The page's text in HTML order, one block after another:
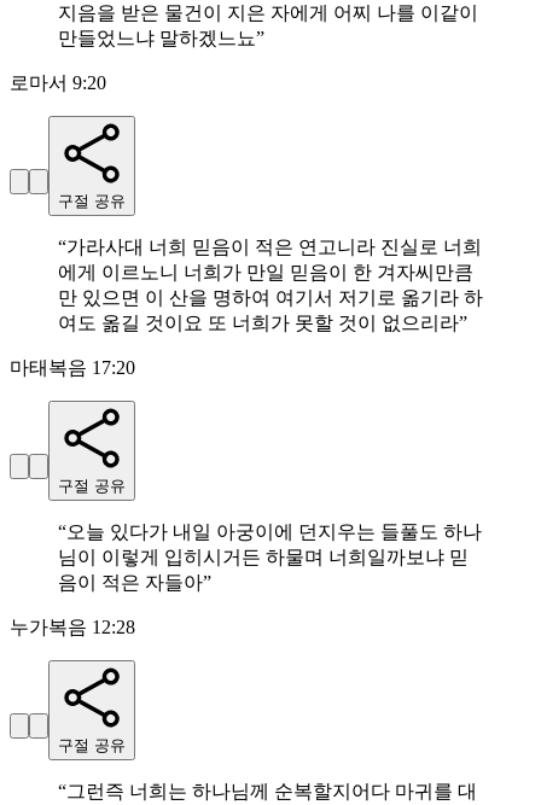
지음을 받은 물건이 지은 자에게 어찌 나를 이같이
만들었느냐 말하겠느뇨”
로마서 9:20
구절 공유
“가라사대 너희 믿음이 적은 연고니라 진실로 너희
에게 이르노니 너희가 만일 믿음이 한 겨자씨만큼
만 있으면 이 산을 명하여 여기서 저기로 옮기라 하
여도 옮길 것이요 또 너희가 못할 것이 없으리라”
마태복음 17:20
구절 공유
“오늘 있다가 내일 아궁이에 던지우는 들풀도 하나
님이 이렇게 입히시거든 하물며 너희일까보냐 믿
음이 적은 자들아”
누가복음 12:28
구절 공유
“그런즉 너희는 하나님께 순복할지어다 마귀를 대